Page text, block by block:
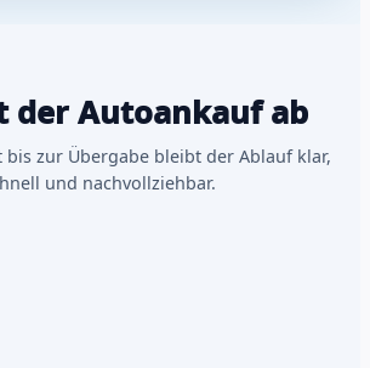
der Autoankauf ab
bis zur Übergabe bleibt der Ablauf klar,
und nachvollziehbar.